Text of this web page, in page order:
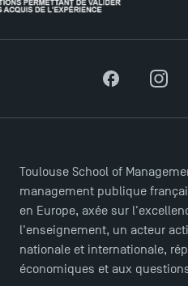
Facebook
Toulouse School of
management publique
en Europe, axée sur
l'enseignement, un acteur
nationale et internationale,
économiques et aux